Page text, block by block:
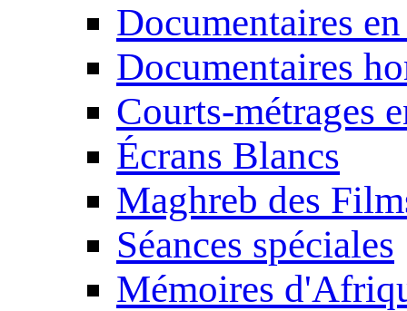
Documentaires
Documentaires
Courts-métrages
Écrans Blancs
Maghreb des
Séances spéciales
Mémoires